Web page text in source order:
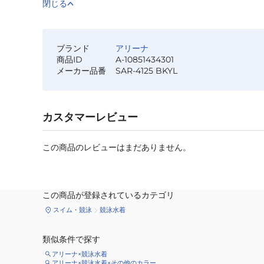
閉じる
ブランド
アリーナ
商品ID
A-10851434301
メーカー品番
SAR-4125 BKYL
カスタマーレビュー
この商品のレビューはまだありません。
この商品が登録されているカテゴリ
スイム・競泳 競泳水着
類似条件で探す
アリーナ×競泳水着